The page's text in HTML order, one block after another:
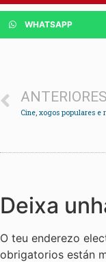
WHATSAPP
ANTERIORES
Deixa
O teu enderezo
obrigatorios están